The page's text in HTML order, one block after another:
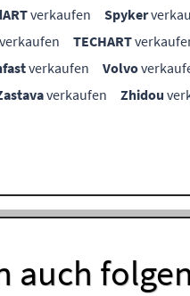
verkaufen Spyker
verkaufen TECHART
verkaufen Volvo
verkaufen Zhidou
auch